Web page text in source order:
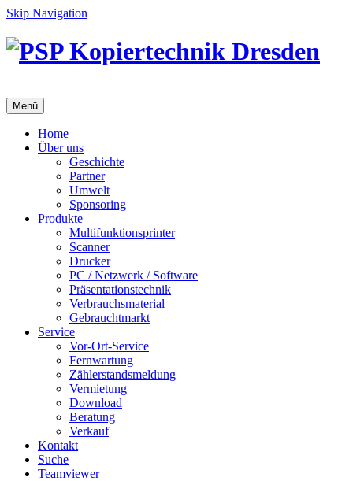
Skip Navigation
Menü
Home
Über uns
Geschichte
Partner
Umwelt
Sponsoring
Produkte
Multifunktionsprinter
Scanner
Drucker
PC / Netzwerk / Software
Präsentationstechnik
Verbrauchsmaterial
Gebrauchtmarkt
Service
Vor-Ort-Service
Fernwartung
Zählerstandsmeldung
Vermietung
Download
Beratung
Verkauf
Kontakt
Suche
Teamviewer